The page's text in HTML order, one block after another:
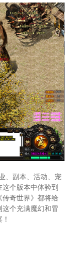
、副本、活动、宠
个版本中体验到
奇世界》都将给
个充满魔幻和冒